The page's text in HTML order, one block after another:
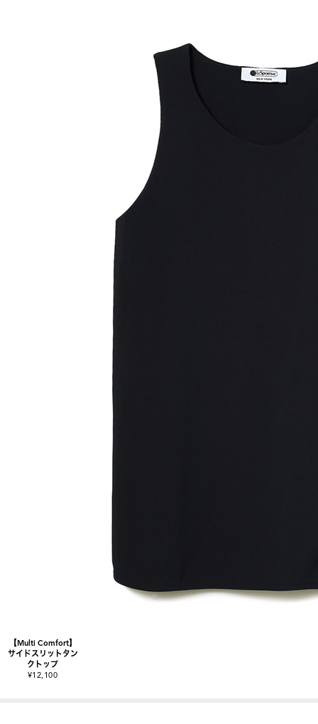
【Multi Comfort】
サイドスリットタン
クトップ
¥12,100